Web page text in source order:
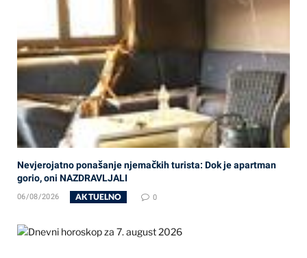
Nevjerojatno ponašanje njemačkih turista: Dok je apartman
gorio, oni NAZDRAVLJALI
06/08/2026 AKTUELNO 0